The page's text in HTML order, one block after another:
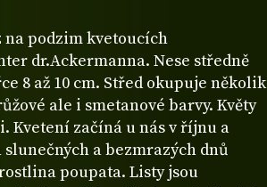
na podzim kvetoucích
dr.Ackermanna. Nese středně
8 až 10 cm. Střed okupuje několik
ale i smetanové barvy. Květy
Kvetení začíná u nás v říjnu a
a bezmrazých dnů
poupata. Listy jsou